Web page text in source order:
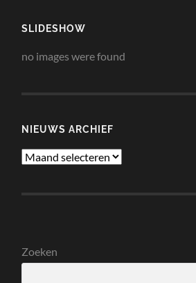
SLIDESHOW
no images were found
NIEUWS ARCHIEF
Nieuws
Zoeken